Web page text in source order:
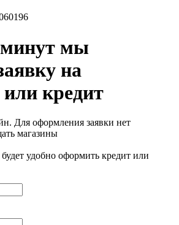
мы
на
или кредит
Для оформления заявки нет
магазины
удобно оформить кредит или